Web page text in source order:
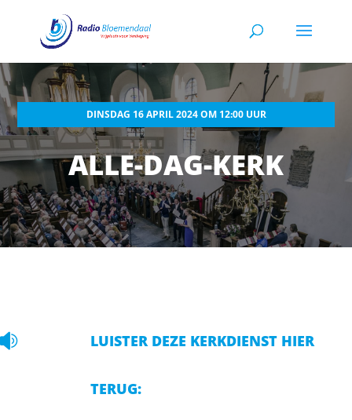
DINSDAG 16 APRIL 2024 OM 12:00 UUR
ALLE-DAG-KERK
 LUISTER DEZE KERKDIENST HIER
TERUG: